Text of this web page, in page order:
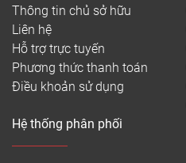
Thông tin chủ sở hữu
Liên hệ
Hỗ trợ trực tuyến
Phương thức thanh toán
Điều khoản sử dụng
Hệ thống phân phối